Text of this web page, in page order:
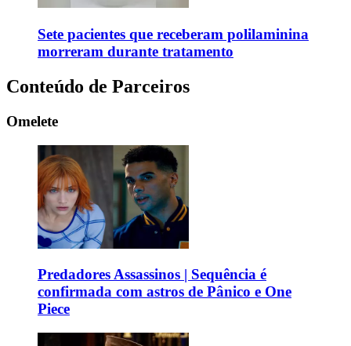
Sete pacientes que receberam polilaminina
morreram durante tratamento
Conteúdo de Parceiros
Omelete
Predadores Assassinos | Sequência é
confirmada com astros de Pânico e One
Piece